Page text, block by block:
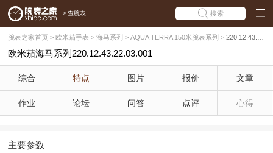
> 查腕表 搜索
腕表之家首页 > 欧米茄手表 > 海马系列 > AQUA TERRA 150米腕表系列 > 220.12.43.22.03.001
欧米茄海马系列220.12.43.22.03.001
综合 特点 图片 报价 文章
作业 论坛 问答 点评 心得
主要参数